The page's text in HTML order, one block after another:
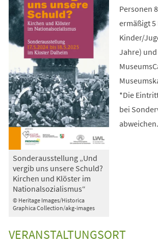
© Heritage Images/Historica
Graphica Collection/akg-images
Sonderausstellung „Und
vergib uns unsere Schuld?
Kirchen und Klöster im
Nationalsozialismus“
Personen
ermäßigt 5
Kinder/
Jahre) und
*Die
bei
abweichen.
VERANSTALTUNGSORT